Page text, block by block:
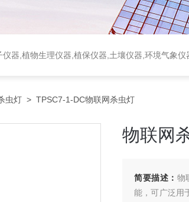
器,植物生理仪器,植保仪器,土壤仪器,环境气象仪
虫灯 > TPSC7-1-DC物联网杀虫灯
物联网
简要描述： 物
能，可广泛用